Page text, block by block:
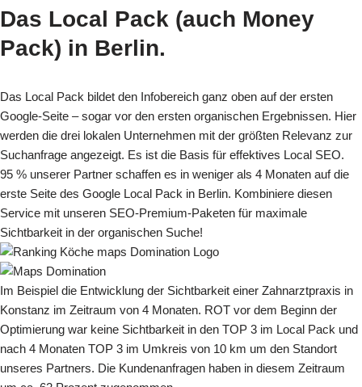
Das Local Pack (auch Money
Pack) in Berlin.
Das Local Pack bildet den Infobereich ganz oben auf der ersten
Google-Seite – sogar vor den ersten organischen Ergebnissen. Hier
werden die drei lokalen Unternehmen mit der größten Relevanz zur
Suchanfrage angezeigt. Es ist die Basis für effektives Local SEO.
95 % unserer Partner schaffen es in weniger als 4 Monaten auf die
erste Seite des Google Local Pack in Berlin. Kombiniere diesen
Service mit unseren SEO-Premium-Paketen für maximale
Sichtbarkeit in der organischen Suche!
Im Beispiel die Entwicklung der Sichtbarkeit einer Zahnarztpraxis in
Konstanz im Zeitraum von 4 Monaten. ROT vor dem Beginn der
Optimierung war keine Sichtbarkeit in den TOP 3 im Local Pack und
nach 4 Monaten TOP 3 im Umkreis von 10 km um den Standort
unseres Partners. Die Kundenanfragen haben in diesem Zeitraum